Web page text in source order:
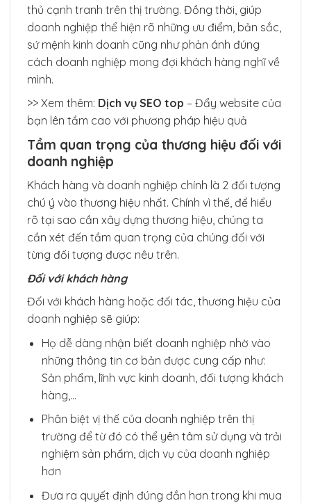
thủ cạnh tranh trên thị trường. Đồng thời, giúp
doanh nghiệp thể hiện rõ những ưu điểm, bản sắc,
sứ mệnh kinh doanh cũng như phản ánh đúng
cách doanh nghiệp mong đợi khách hàng nghĩ về
mình.
>> Xem thêm: Dịch vụ SEO top – Đẩy website của
bạn lên tầm cao với phương pháp hiệu quả
Tầm quan trọng của thương hiệu đối với
doanh nghiệp
Khách hàng và doanh nghiệp chính là 2 đối tượng
chú ý vào thương hiệu nhất. Chính vì thế, để hiểu
rõ tại sao cần xây dựng thương hiệu, chúng ta
cần xét đến tầm quan trọng của chúng đối với
từng đối tượng được nêu trên.
Đối với khách hàng
Đối với khách hàng hoặc đối tác, thương hiệu của
doanh nghiệp sẽ giúp:
Họ dễ dàng nhận biết doanh nghiệp nhờ vào
những thông tin cơ bản được cung cấp như:
Sản phẩm, lĩnh vực kinh doanh, đối tượng khách
hàng,…
Phân biệt vị thế của doanh nghiệp trên thị
trường để từ đó có thể yên tâm sử dụng và trải
nghiệm sản phẩm, dịch vụ của doanh nghiệp
hơn
Đưa ra quyết định đúng đắn hơn trong khi mua